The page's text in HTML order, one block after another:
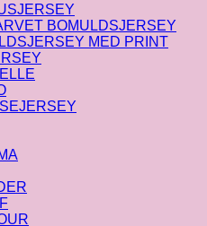
BOMULDSJERSEY
MED PRINT